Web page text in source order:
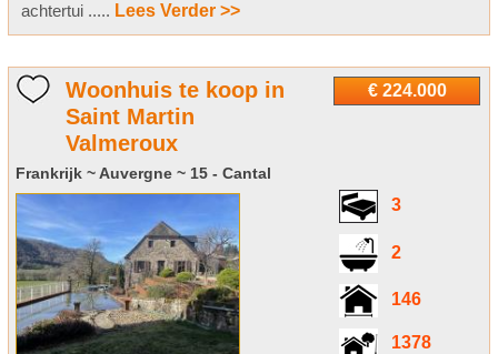
achtertui ..... Lees Verder >>
€ 224.000
Woonhuis te koop in
Saint Martin
Valmeroux
Frankrijk ~ Auvergne ~ 15 - Cantal
3
2
146
1378